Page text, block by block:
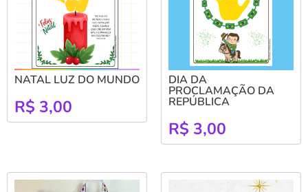
NATAL LUZ DO MUNDO
R$ 3,00
DIA DA
PROCLAMAÇÃO DA
REPÚBLICA
R$ 3,00